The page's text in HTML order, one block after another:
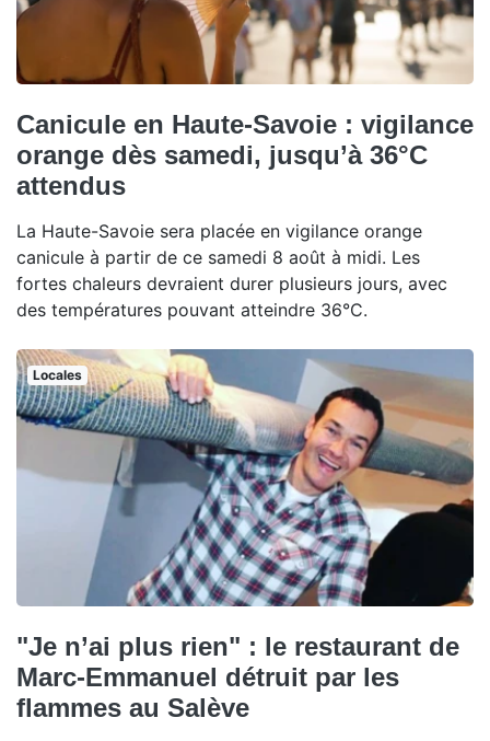
Canicule en Haute-Savoie : vigilance
orange dès samedi, jusqu’à 36°C
attendus
La Haute-Savoie sera placée en vigilance orange
canicule à partir de ce samedi 8 août à midi. Les
fortes chaleurs devraient durer plusieurs jours, avec
des températures pouvant atteindre 36°C.
Locales
"Je n’ai plus rien" : le restaurant de
Marc-Emmanuel détruit par les
flammes au Salève